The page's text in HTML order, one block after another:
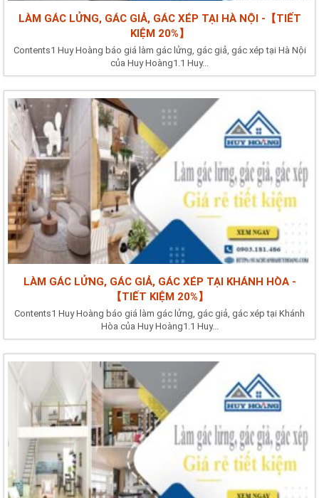
LÀM GÁC LỬNG, GÁC GIẢ, GÁC XÉP TẠI HÀ NỘI -【TIẾT
KIỆM 20%】
Contents1 Huy Hoàng báo giá làm gác lửng, gác giả, gác xép tại Hà Nội
của Huy Hoàng1.1 Huy...
LÀM GÁC LỬNG, GÁC GIẢ, GÁC XÉP TẠI KHÁNH HÒA -
【TIẾT KIỆM 20%】
Contents1 Huy Hoàng báo giá làm gác lửng, gác giả, gác xép tại Khánh
Hòa của Huy Hoàng1.1 Huy...